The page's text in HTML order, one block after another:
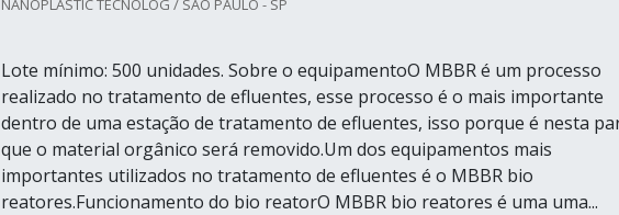
Lote mínimo: 500 unidades. Sobre o equipamentoO MBBR é um processo
realizado no tratamento de efluentes, esse processo é o mais importante
dentro de uma estação de tratamento de efluentes, isso porque é nesta
que o material orgânico será removido.Um dos equipamentos mais
importantes utilizados no tratamento de efluentes é o MBBR bio
reatores.Funcionamento do bio reatorO MBBR bio reatores é uma uma...